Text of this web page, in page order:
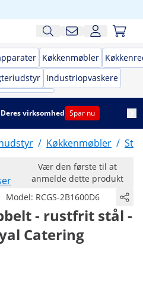
Køkkenmøbler
Industriopvaskere
virksomhed Spar nu
/ Køkkenmøbler /
Vær den første til at
anmelde dette produkt
Model: RCGS-2B1600D6
- rustfrit stål -
Catering